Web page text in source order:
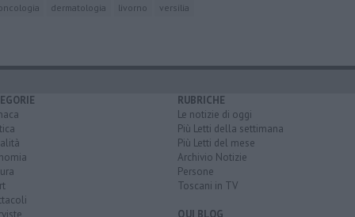
dermatologia livorno versilia
RUBRICHE
Le notizie di oggi
Più Letti della settimana
Più Letti del mese
Archivio Notizie
Persone
Toscani in TV